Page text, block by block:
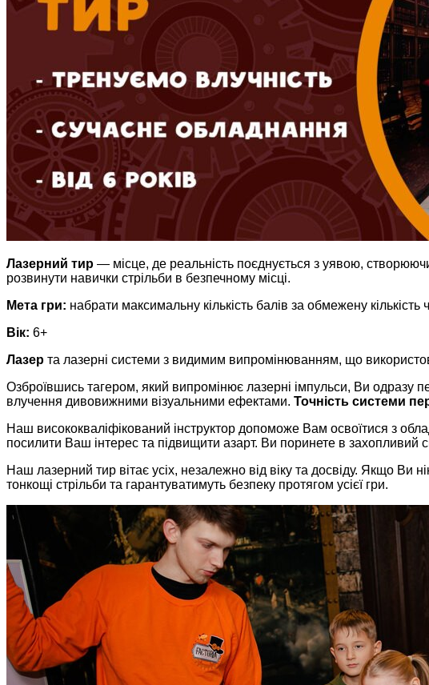
Лазерний тир — місце, де реальність поєднується з уявою,
розвинути навички стрільби в безпечному місці.
Мета гри: набрати максимальну кількість балів за обмежену кількість
Вік: 6+
Лазер та лазерні системи з видимим випромінюванням, що
Озброївшись тагером, який випромінює лазерні імпульси, Ви одразу
влучення дивовижними візуальними ефектами. Точність системи
Наш висококваліфікований інструктор допоможе Вам освоїтися з
посилити Ваш інтерес та підвищити азарт. Ви поринете в захопливий
Наш лазерний тир вітає усіх, незалежно від віку та досвіду. Якщо
тонкощі стрільби та гарантуватимуть безпеку протягом усієї гри.